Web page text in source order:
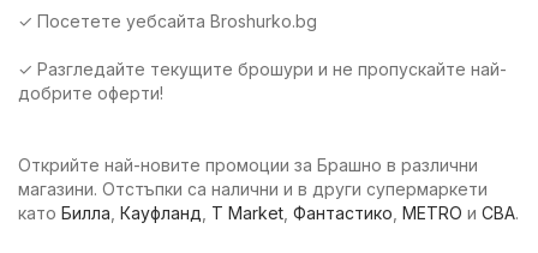
✓ Посетете уебсайта Broshurko.bg
✓ Разгледайте текущите брошури и не пропускайте най-
добрите оферти!
Открийте най-новите промоции за Брашно в различни
магазини. Отстъпки са налични и в други супермаркети
като Билла Кауфланд T Market Фантастико METRO и CBA.